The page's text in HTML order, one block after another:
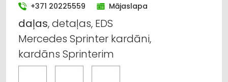
+371 20225559 Mājaslapa
daļas, detaļas, EDS
Mercedes Sprinter kardāni,
kardāns Sprinterim